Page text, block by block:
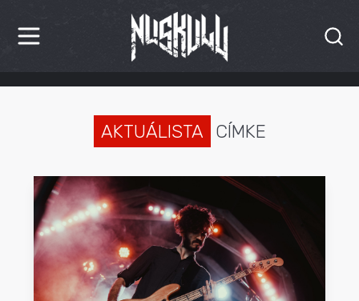
HÍREK
INTERJÚK
PREMIEREK
AKTUÁLISTA CÍMKE